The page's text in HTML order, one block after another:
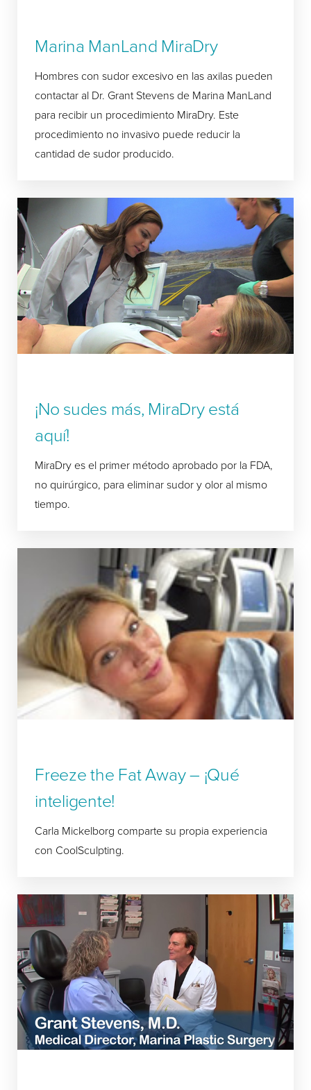
Marina ManLand MiraDry
Hombres con sudor excesivo en las axilas pueden
contactar al Dr. Grant Stevens de Marina ManLand
para recibir un procedimiento MiraDry. Este
procedimiento no invasivo puede reducir la
cantidad de sudor producido.
¡No sudes más, MiraDry está
aquí!
MiraDry es el primer método aprobado por la FDA,
no quirúrgico, para eliminar sudor y olor al mismo
tiempo.
Freeze the Fat Away – ¡Qué
inteligente!
Carla Mickelborg comparte su propia experiencia
con CoolSculpting.